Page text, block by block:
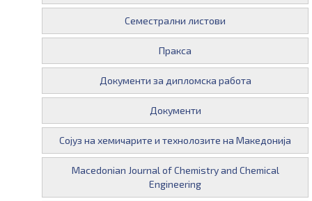
Семестрални листови
Пракса
Документи за дипломска работа
Документи
Сојуз на хемичарите и технолозите на Македонија
Macedonian Journal of Chemistry and Chemical
Engineering